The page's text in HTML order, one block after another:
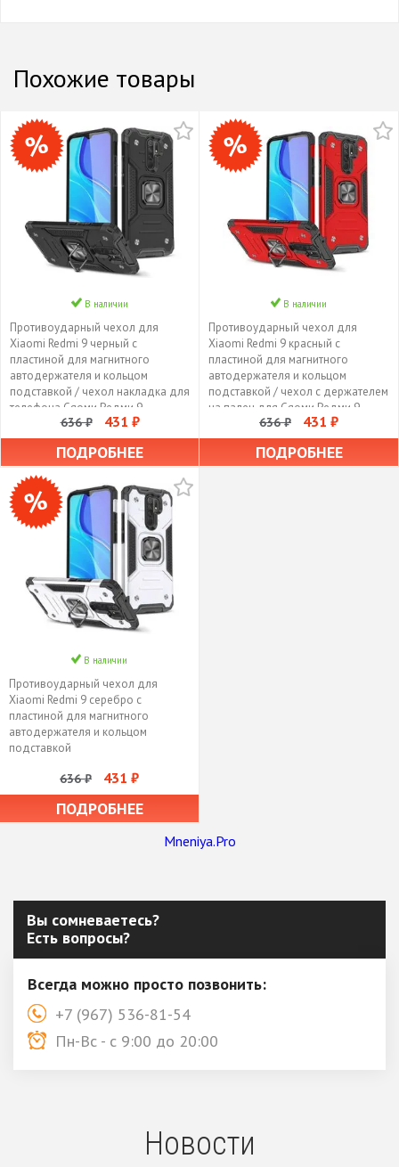
Похожие товары
В наличии
Противоударный чехол для
Xiaomi Redmi 9 черный с
пластиной для магнитного
автодержателя и кольцом
подставкой / чехол накладка для
телефона Сяоми Редми 9
трансформируется в подставку /
чехол с держателем на палец
636 ₽ 431 ₽
ПОДРОБНЕЕ
В наличии
Противоударный чехол для
Xiaomi Redmi 9 красный с
пластиной для магнитного
автодержателя и кольцом
подставкой / чехол с держателем
на палец для Сяоми Редми 9
636 ₽ 431 ₽
ПОДРОБНЕЕ
В наличии
Противоударный чехол для
Xiaomi Redmi 9 серебро с
пластиной для магнитного
автодержателя и кольцом
подставкой
636 ₽ 431 ₽
ПОДРОБНЕЕ
Mneniya.Pro
Вы сомневаетесь?
Есть вопросы?
Всегда можно просто позвонить:
+7 (967) 536-81-54
Пн-Вс - с 9:00 до 20:00
Новости